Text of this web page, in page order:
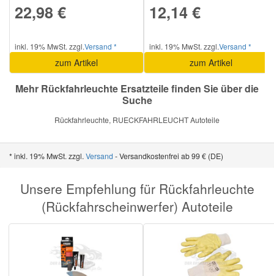
22,98 €
inkl. 19% MwSt. zzgl.Versand *
zum Artikel
12,14 €
inkl. 19% MwSt. zzgl.Versand *
zum Artikel
Mehr Rückfahrleuchte Ersatzteile finden Sie über die
Suche
Rückfahrleuchte, RUECKFAHRLEUCHT Autoteile
* inkl. 19% MwSt. zzgl. Versand - Versandkostenfrei ab 99 € (DE)
Unsere Empfehlung für Rückfahrleuchte
(Rückfahrscheinwerfer) Autoteile
Suzuki Ersatzteile
Toyota Ersatzteile
Vauxhall Ersatzteile